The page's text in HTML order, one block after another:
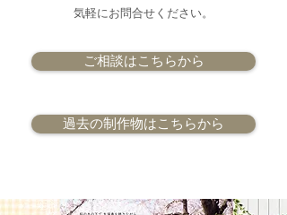
気軽にお問合せください。
ご相談はこちらから
過去の制作物はこちらから